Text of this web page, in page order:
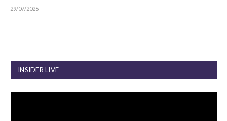
29/07/2026
INSIDER LIVE